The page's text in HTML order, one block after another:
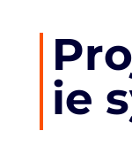
ie